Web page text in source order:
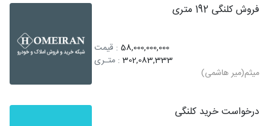
فروش کلنگی 192 متری
58,000,000,000 : قیمت
302,083,333 : متـری
میثم(میر هاشمی)
درخواست خرید کلنگی